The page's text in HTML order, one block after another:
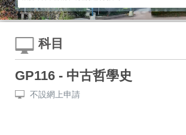
科目
GP116 - 中古哲學史
不設網上申請